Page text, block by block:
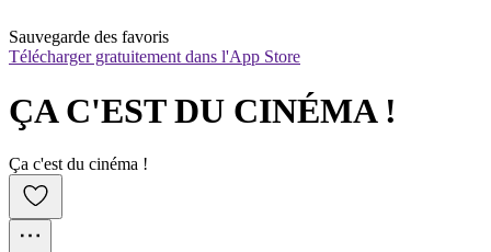
Sauvegarde des favoris
Télécharger gratuitement dans l'App Store
ÇA C'EST DU CINÉMA !
Ça c'est du cinéma !